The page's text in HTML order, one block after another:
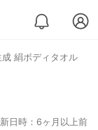
絹ボディタオル
日時：6ヶ月以上前